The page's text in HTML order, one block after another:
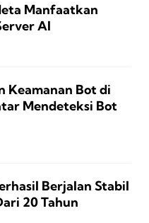
Manfaatkan
AI
Keamanan Bot di
Mendeteksi Bot
Berjalan Stabil
20 Tahun